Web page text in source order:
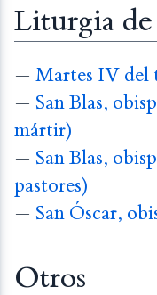
Liturgia de
— Martes IV del
— San Blas,
mártir)
— San Blas,
pastores)
— San Óscar,
Otros